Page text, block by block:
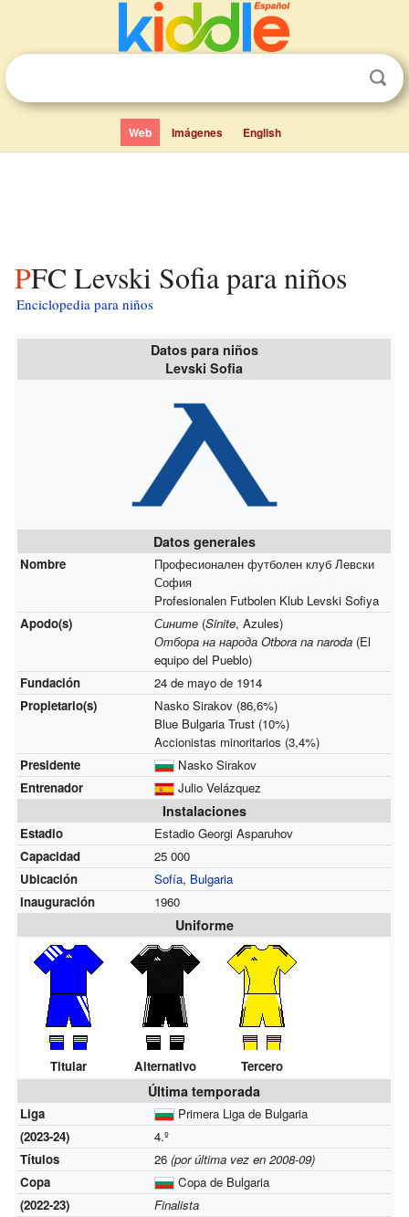
Web Imágenes English
PFC Levski Sofia para niños
Enciclopedia para niños
Datos para niños
Levski Sofia
Datos generales
Nombre
Професионален футболен клуб Левски
София
Profesionalen Futbolen Klub Levski Sofiya
Apodo(s)
Сините(Sinite, Azules)
Отбора на народа Otbora na naroda(El
equipo del Pueblo)
Fundación
24 de mayo de 1914
Propietario(s)
Nasko Sirakov (86,6%)
Blue Bulgaria Trust (10%)
Accionistas minoritarios (3,4%)
Presidente
Nasko Sirakov
Entrenador
Julio Velázquez
Instalaciones
Estadio
Estadio Georgi Asparuhov
Capacidad
25 000
Ubicación
Sofía, Bulgaria
Inauguración
1960
Uniforme
Titular Alternativo Tercero
Última temporada
Liga
Primera Liga de Bulgaria
(2023-24)
4.º
Títulos
26 (por última vez en 2008-09)
Copa
Copa de Bulgaria
(2022-23)
Finalista